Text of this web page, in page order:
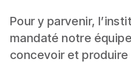
Pour y parvenir,
mandaté notre
concevoir et produire